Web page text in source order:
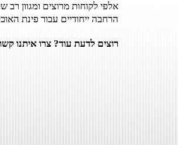
אלפי לקוחות מרוצים ומגוון רב
הרחבה ייחודיים עבור פינת
רוצים לדעת עוד? צרו איתנו